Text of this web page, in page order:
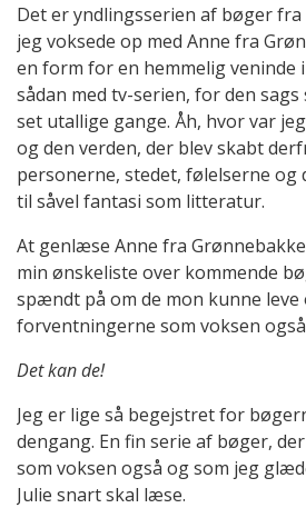
Det er yndlingsserien af bøger
jeg voksede op med Anne fra
en form for en hemmelig veninde
sådan med tv-serien, for den sags
set utallige gange. Åh, hvor var
og den verden, der blev skabt
personerne, stedet, følelserne
til såvel fantasi som litteratur.
At genlæse Anne fra
min ønskeliste over kommende
spændt på om de mon kunne leve
forventningerne som voksen
Det kan de!
Jeg er lige så begejstret for
dengang. En fin serie af bøger,
som voksen også og som jeg
Julie snart skal læse.